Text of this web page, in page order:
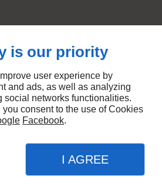
Rendez-vous en ligne
is our priority
user experience by
and ads, as well as analyzing
social networks functionalities.
consent to the use of Cookies
Facebook.
I AGREE